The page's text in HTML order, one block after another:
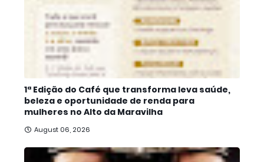
1ª Edição do Café que transforma leva saúde,
beleza e oportunidade de renda para
mulheres no Alto da Maravilha
August 06, 2026